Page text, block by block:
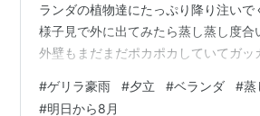
ランダの植物達にたっぷり降り注いで
様子見で外に出てみたら蒸し蒸し度合
外壁もまだまだポカポカしていてガッ
う😰
#ゲリラ豪雨 #夕立 #ベランダ #蒸
#明日から8月